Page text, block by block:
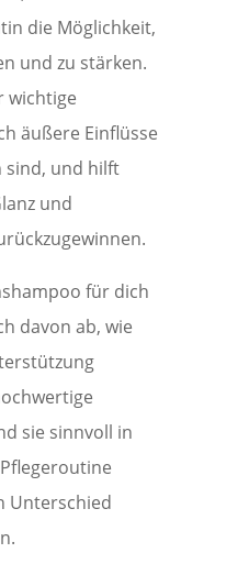
die Möglichkeit,
und zu stärken.
wichtige
äußere Einflüsse
sind, und hilft
und
für dich
davon ab, wie
sie sinnvoll in
Unterschied